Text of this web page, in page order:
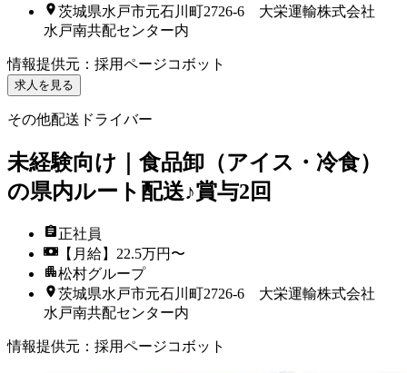
茨城県水戸市元石川町2726-6 大栄運輸株式会社
水戸南共配センター内
情報提供元 ： 採用ページコボット
求人を見る
その他配送ドライバー
未経験向け｜食品卸（アイス・冷食）
の県内ルート配送♪賞与2回
正社員
【月給】22.5万円〜
松村グループ
茨城県水戸市元石川町2726-6 大栄運輸株式会社
水戸南共配センター内
情報提供元 ： 採用ページコボット